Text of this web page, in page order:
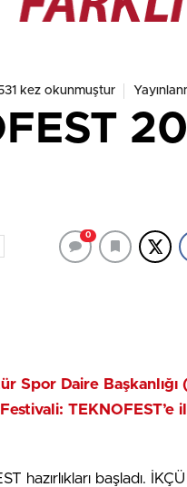
kez okunmuştur
0
Spor Daire Başkanlığı
TEKNOFEST’e
hazırlıkları başladı.